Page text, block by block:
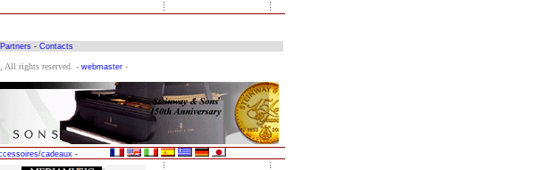
Partners - Contacts
All rights reserved. - webmaster -
cadeaux -